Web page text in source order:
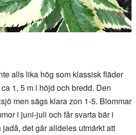
alls lika hög som klassisk fläder
1, 5 m i höjd och bredd. Den
men sägs klara zon 1-5. Blommar
i juni-juli och får svarta bär i
det går alldeles utmärkt att